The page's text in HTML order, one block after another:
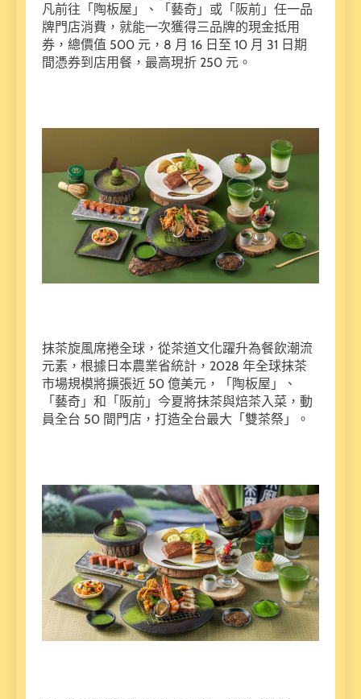
凡前往「陶板屋」、「藝奇」或「阪前」任一品
牌門店消費，就能一次獲得三品牌的現金抵用
券，總價值 500 元，8 月 16 日至 10 月 31 日期
間憑券到店用餐，最高現折 250 元。
抹茶旋風席捲全球，從茶道文化躍升為餐飲潮流
元素，根據日本農業省統計，2028 年全球抹茶
市場規模將擴張近 50 億美元，「陶板屋」、
「藝奇」和「阪前」今夏將抹茶與焙茶入菜，動
員全台 50 間門店，打造全台最大「雙茶祭」。